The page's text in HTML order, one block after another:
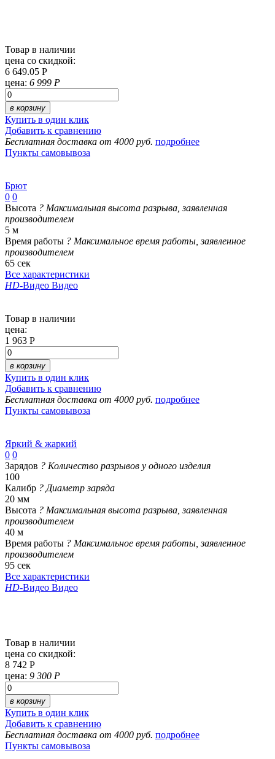
Товар в наличии
цена со скидкой:
6 649.05 Р
цена: 6 999 Р
в корзину
Купить в один клик
Добавить к сравнению
Бесплатная доставка от 4000 руб. подробнее
Пункты самовывоза
Брют
0 0
Высота ? Максимальная высота разрыва, заявленная
производителем
5 м
Время работы ? Максимальное время работы, заявленное
производителем
65 сек
Все характеристики
HD-Видео Видео
Товар в наличии
цена:
1 963 Р
в корзину
Купить в один клик
Добавить к сравнению
Бесплатная доставка от 4000 руб. подробнее
Пункты самовывоза
Яркий & жаркий
0 0
Зарядов ? Количество разрывов у одного изделия
100
Калибр ? Диаметр заряда
20 мм
Высота ? Максимальная высота разрыва, заявленная
производителем
40 м
Время работы ? Максимальное время работы, заявленное
производителем
95 сек
Все характеристики
HD-Видео Видео
Товар в наличии
цена со скидкой:
8 742 Р
цена: 9 300 Р
в корзину
Купить в один клик
Добавить к сравнению
Бесплатная доставка от 4000 руб. подробнее
Пункты самовывоза